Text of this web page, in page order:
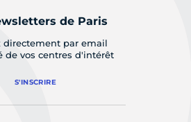
de Paris
directement par email
de vos centres d'intérêt
S'INSCRIRE